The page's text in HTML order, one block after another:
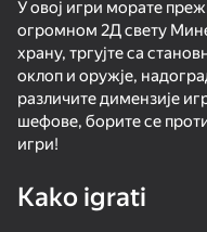
Keyboard Escape: +1 Speed
95
77
У овој игри морате
огромном 2Д свету
храну, тргујте са
оклоп и оружје,
различите димензије
шефове, борите се
игри!
Kako igrati